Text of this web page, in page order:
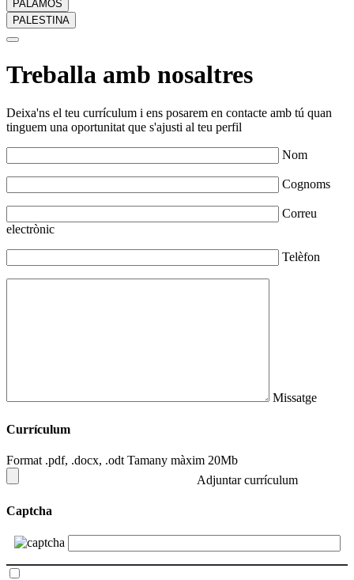
PALAMÓS
PALESTINA
Treballa amb nosaltres
Deixa'ns el teu currículum i ens posarem en contacte amb tú quan
tinguem una oportunitat que s'ajusti al teu perfil
Nom
Cognoms
Correu
electrònic
Telèfon
Missatge
Currículum
Format .pdf, .docx, .odt Tamany màxim 20Mb
Adjuntar currículum
Captcha